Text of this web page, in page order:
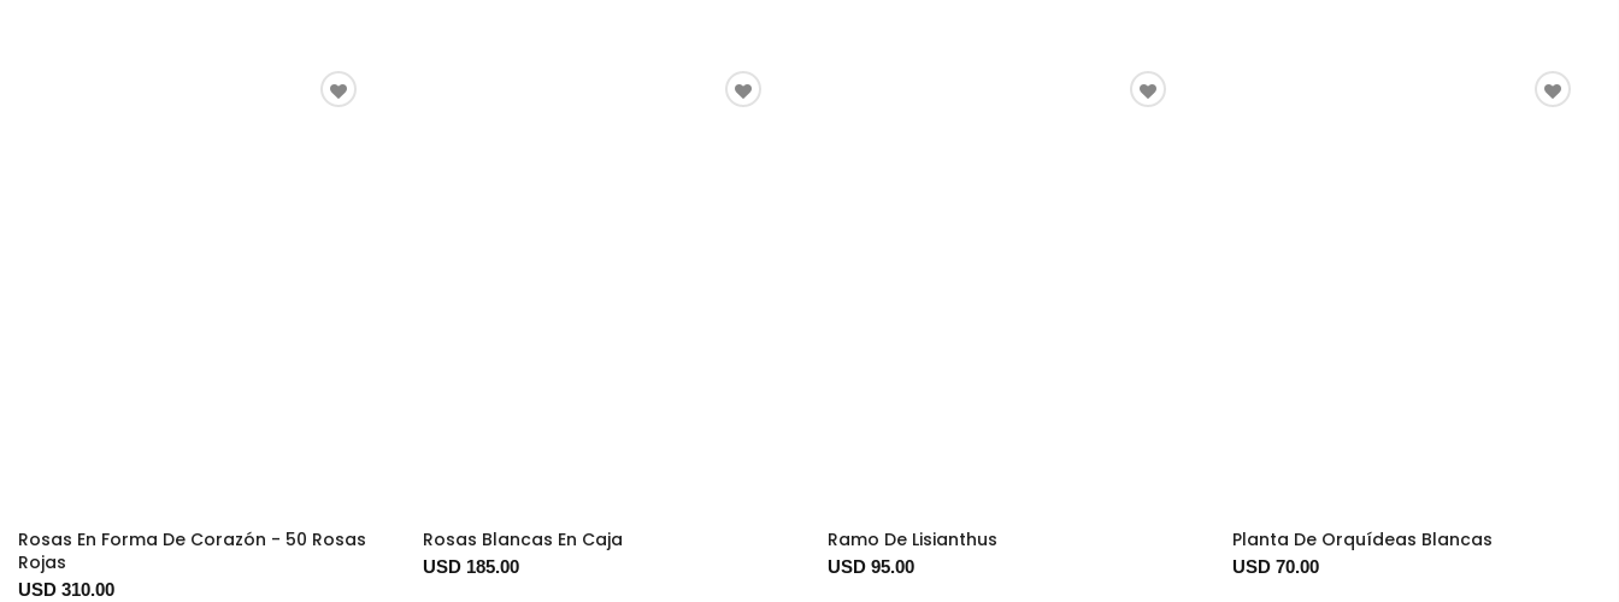
Rosas En Forma De Corazón - 50 Rosas
Rojas
USD 310.00
Rosas Blancas En Caja
USD 185.00
Ramo De Lisianthus
USD 95.00
Planta De Orquídeas Blancas
USD 70.00